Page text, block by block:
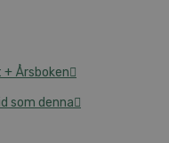
Årsboken
som denna